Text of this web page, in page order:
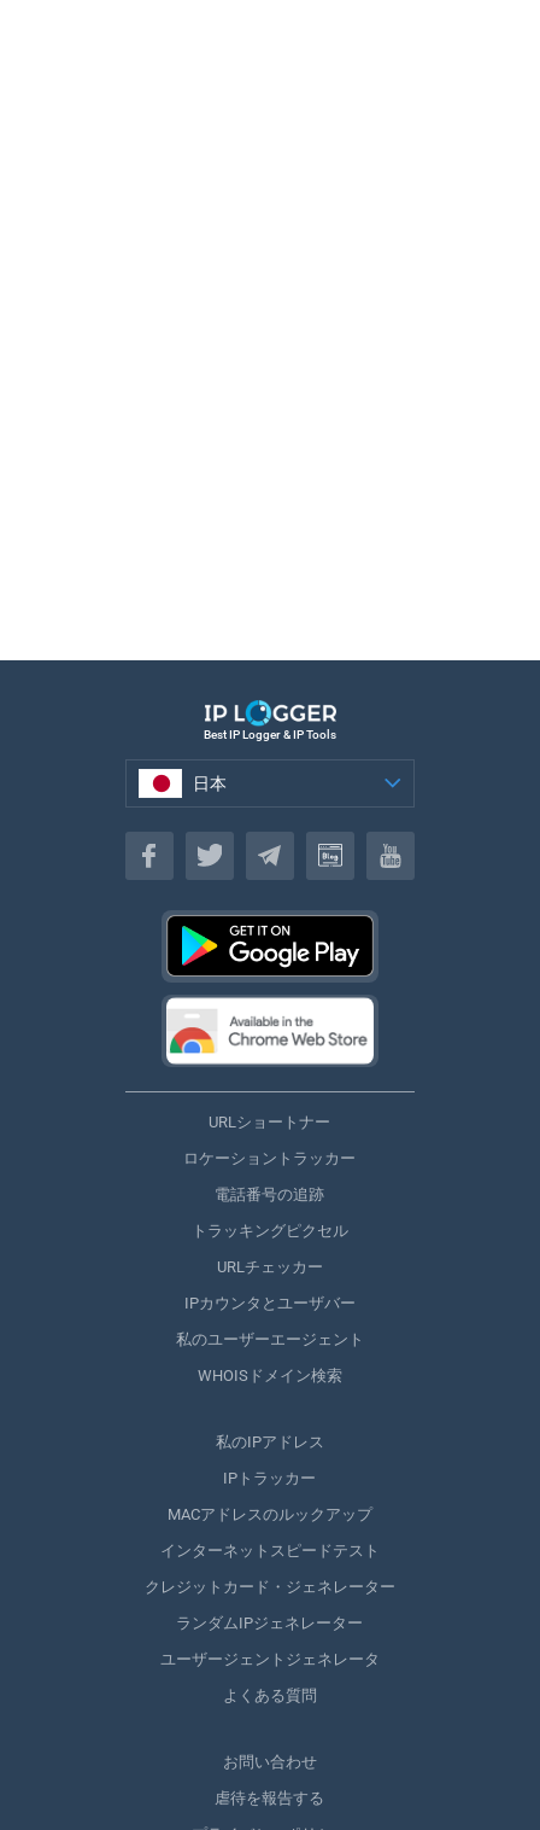
Best IP Logger & IP Tools
日本
日本
URLショートナー
ロケーショントラッカー
電話番号の追跡
トラッキングピクセル
URLチェッカー
IPカウンタとユーザバー
私のユーザーエージェント
WHOISドメイン検索
私のIPアドレス
IPトラッカー
MACアドレスのルックアップ
インターネットスピードテスト
クレジットカード・ジェネレーター
ランダムIPジェネレーター
ユーザージェントジェネレータ
よくある質問
お問い合わせ
虐待を報告する